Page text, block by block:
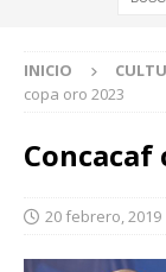
INICIO
copa oro 2023
Concacaf
20 febrero, 2019